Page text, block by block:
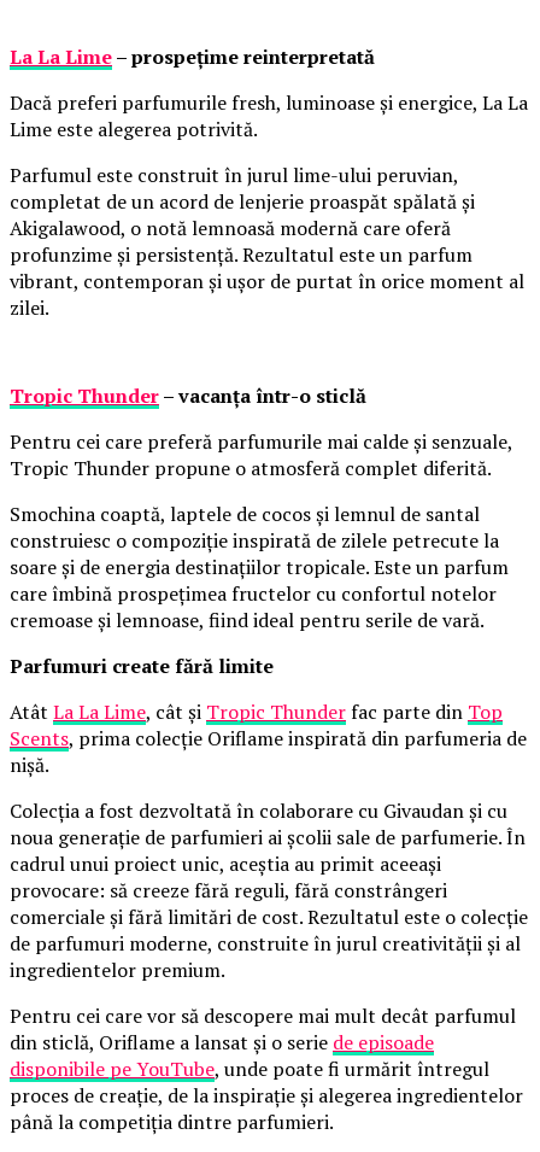
La La Lime– prospețime reinterpretată
Dacă preferi parfumurile fresh, luminoase și energice, La La
Lime este alegerea potrivită.
Parfumul este construit în jurul lime-ului peruvian,
completat de un acord de lenjerie proaspăt spălată și
Akigalawood, o notă lemnoasă modernă care oferă
profunzime și persistență. Rezultatul este un parfum
vibrant, contemporan și ușor de purtat în orice moment al
zilei.
Tropic Thunder– vacanța într-o sticlă
Pentru cei care preferă parfumurile mai calde și senzuale,
Tropic Thunder propune o atmosferă complet diferită.
Smochina coaptă, laptele de cocos și lemnul de santal
construiesc o compoziție inspirată de zilele petrecute la
soare și de energia destinațiilor tropicale. Este un parfum
care îmbină prospețimea fructelor cu confortul notelor
cremoase și lemnoase, fiind ideal pentru serile de vară.
Parfumuri create fără limite
Atât La La Lime, cât și Tropic Thunderfac parte din Top
Scents, prima colecție Oriflame inspirată din parfumeria de
nișă.
Colecția a fost dezvoltată în colaborare cu Givaudan și cu
noua generație de parfumieri ai școlii sale de parfumerie. În
cadrul unui proiect unic, aceștia au primit aceeași
provocare: să creeze fără reguli, fără constrângeri
comerciale și fără limitări de cost. Rezultatul este o colecție
de parfumuri moderne, construite în jurul creativității și al
ingredientelor premium.
Pentru cei care vor să descopere mai mult decât parfumul
din sticlă, Oriflame a lansat și o serie de episoade
disponibile pe YouTube, unde poate fi urmărit întregul
proces de creație, de la inspirație și alegerea ingredientelor
până la competiția dintre parfumieri.